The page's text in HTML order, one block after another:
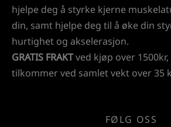
hjelpe deg å styrke kjerne
din, samt hjelpe deg til å øke din
hurtighet og akselerasjon.
GRATIS FRAKTved kjøp over
tilkommer ved samlet vekt over 35
FØLG OSS